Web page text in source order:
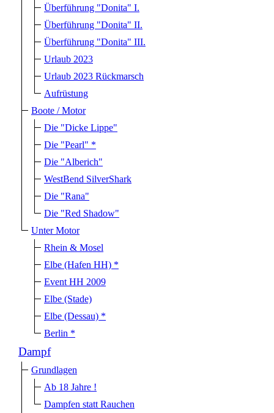
Überführung "Donita" I.
Überführung "Donita" II.
Überführung "Donita" III.
Urlaub 2023
Urlaub 2023 Rückmarsch
Aufrüstung
Boote / Motor
Die "Dicke Lippe"
Die "Pearl" *
Die "Alberich"
WestBend SilverShark
Die "Rana"
Die "Red Shadow"
Unter Motor
Rhein & Mosel
Elbe (Hafen HH) *
Event HH 2009
Elbe (Stade)
Elbe (Dessau) *
Berlin *
Dampf
Grundlagen
Ab 18 Jahre !
Dampfen statt Rauchen